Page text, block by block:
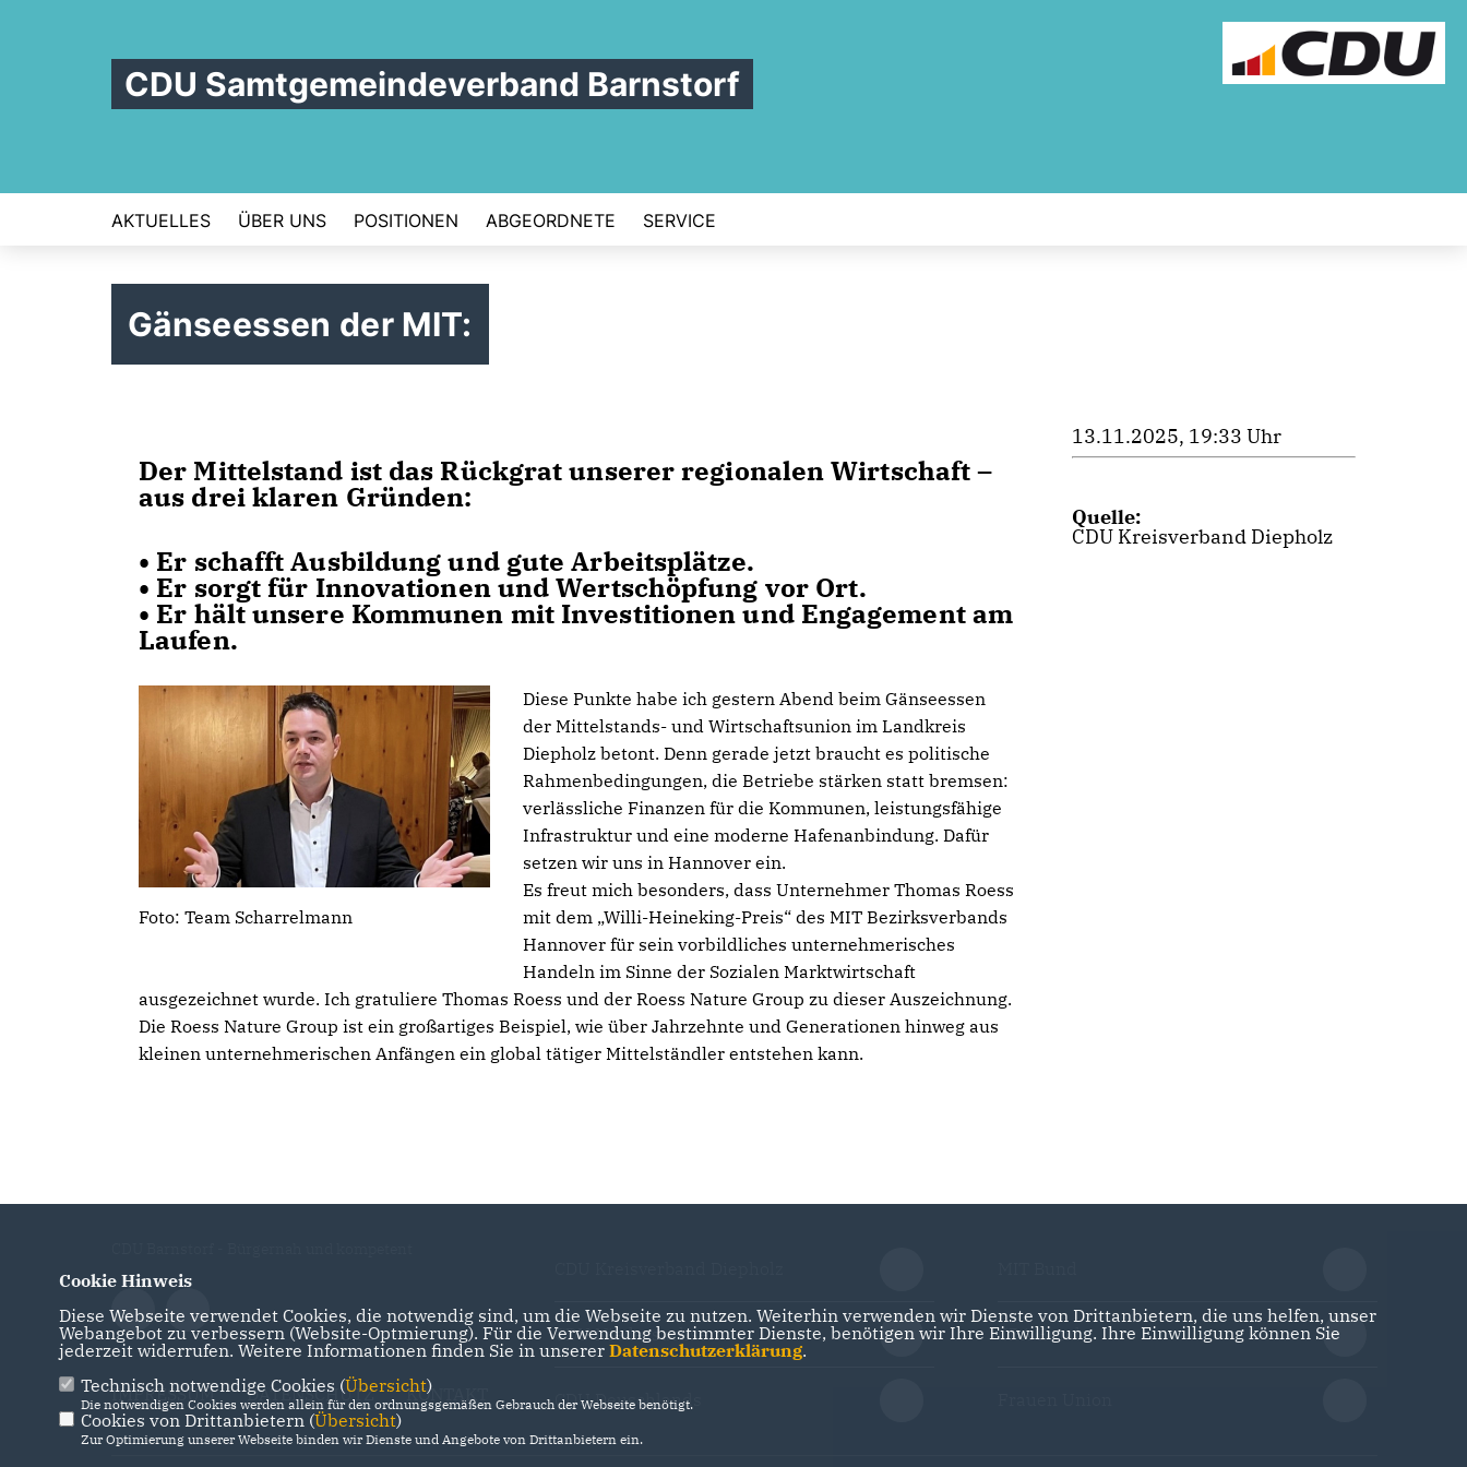
CDU Samtgemeindeverband Barnstorf
AKTUELLES ÜBER UNS POSITIONEN ABGEORDNETE SERVICE
Gänseessen der MIT:
Der Mittelstand ist das Rückgrat unserer regionalen Wirtschaft –
aus drei klaren Gründen:
• Er schafft Ausbildung und gute Arbeitsplätze.
• Er sorgt für Innovationen und Wertschöpfung vor Ort.
• Er hält unsere Kommunen mit Investitionen und Engagement am
Laufen.
Foto: Team Scharrelmann
Diese Punkte habe ich gestern Abend beim Gänseessen
der Mittelstands- und Wirtschaftsunion im Landkreis
Diepholz betont. Denn gerade jetzt braucht es politische
Rahmenbedingungen, die Betriebe stärken statt bremsen:
verlässliche Finanzen für die Kommunen, leistungsfähige
Infrastruktur und eine moderne Hafenanbindung. Dafür
setzen wir uns in Hannover ein.
Es freut mich besonders, dass Unternehmer Thomas Roess
mit dem „Willi-Heineking-Preis“ des MIT Bezirksverbands
Hannover für sein vorbildliches unternehmerisches
Handeln im Sinne der Sozialen Marktwirtschaft
ausgezeichnet wurde. Ich gratuliere Thomas Roess und der Roess Nature Group zu dieser Auszeichnung.
Die Roess Nature Group ist ein großartiges Beispiel, wie über Jahrzehnte und Generationen hinweg aus
kleinen unternehmerischen Anfängen ein global tätiger Mittelständler entstehen kann.
13.11.2025, 19:33 Uhr
Quelle:
CDU Kreisverband Diepholz
IMPRESSUM DATENSCHUTZ KONTAKT
CDU Niedersachsen
CDU Deuschlands
CDA Bund
Cookie Hinweis
Diese Webseite verwendet Cookies, die notwendig sind, um die Webseite zu nutzen. Weiterhin verwenden wir Dienste von Drittanbietern, die uns helfen, unser
Webangebot zu verbessern (Website-Optmierung). Für die Verwendung bestimmter Dienste, benötigen wir Ihre Einwilligung. Ihre Einwilligung können Sie
jederzeit widerrufen. Weitere Informationen finden Sie in unserer Datenschutzerklärung.
Technisch notwendige Cookies (Übersicht)
Die notwendigen Cookies werden allein für den ordnungsgemäßen Gebrauch der Webseite benötigt.
Cookies von Drittanbietern (Übersicht)
Zur Optimierung unserer Webseite binden wir Dienste und Angebote von Drittanbietern ein.